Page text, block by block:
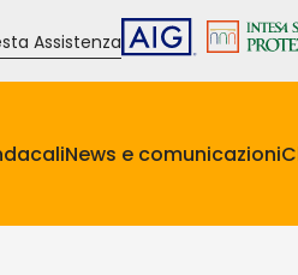
Assistenza
News e comunicazioni